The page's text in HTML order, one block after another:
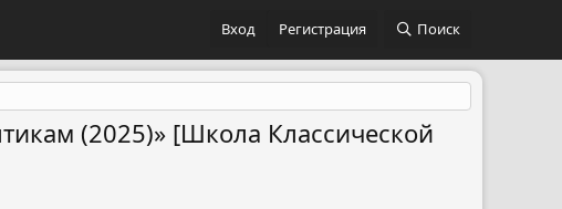
Вход Регистрация Поиск
(2025)» [Школа Классической